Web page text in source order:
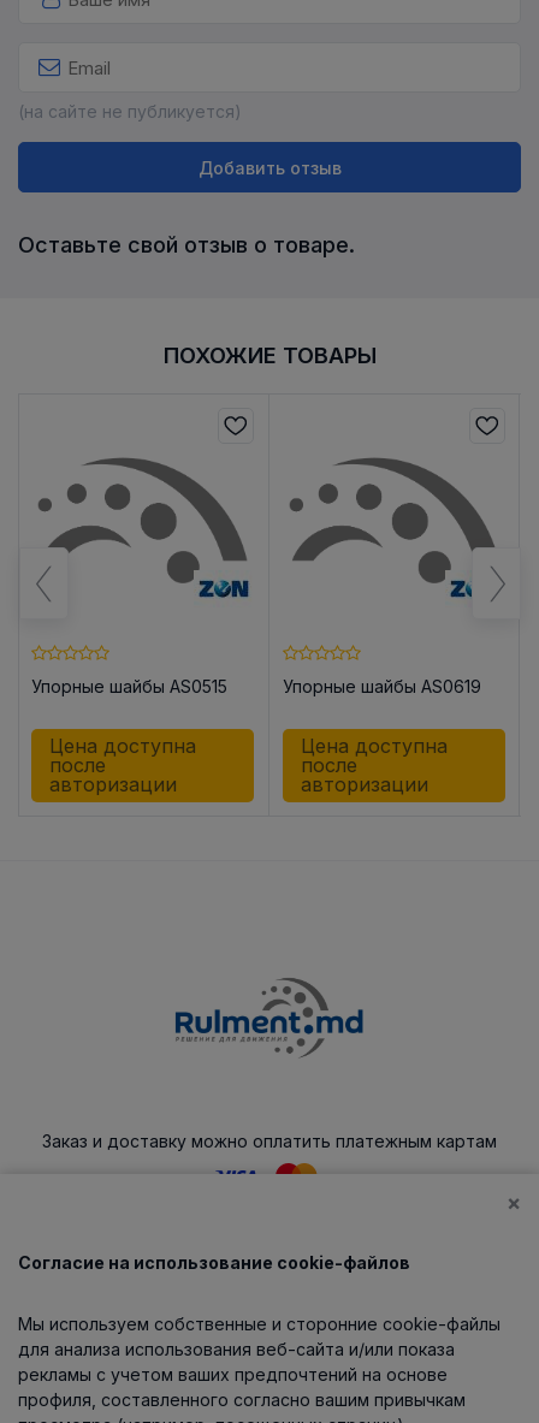
(на сайте не публикуется)
Добавить отзыв
Оставьте свой отзыв о товаре.
ПОХОЖИЕ ТОВАРЫ
Упорные шайбы AS0515
Цена доступна
после
авторизации
Упорные шайбы AS0619
Цена доступна
после
авторизации
Заказ и доставку можно оплатить платежным картам
Каталог
О компании
×
Согласие на использование cookie-файлов
Мы используем собственные и сторонние cookie-файлы
для анализа использования веб-сайта и/или показа
рекламы с учетом ваших предпочтений на основе
профиля, составленного согласно вашим привычкам